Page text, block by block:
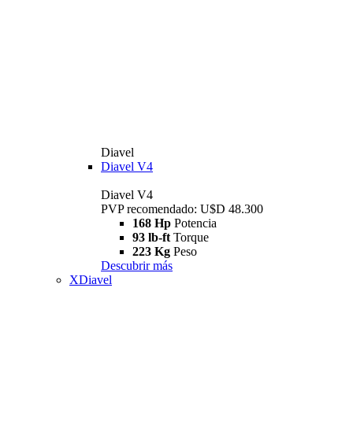
Diavel
Diavel V4
Diavel V4
PVP recomendado: U$D 48.300
168 Hp Potencia
93 lb-ft Torque
223 Kg Peso
Descubrir más
XDiavel